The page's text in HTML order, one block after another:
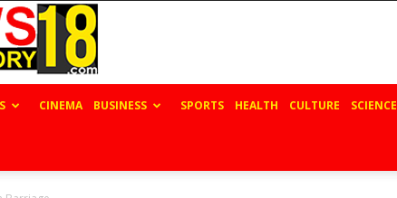
CINEMA BUSINESS SPORTS HEALTH CULTURE SCIENCE